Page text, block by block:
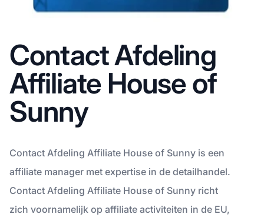
Contact Afdeling
Affiliate House of
Sunny
Contact Afdeling Affiliate House of Sunny is een
affiliate manager met expertise in de detailhandel.
Contact Afdeling Affiliate House of Sunny richt
zich voornamelijk op affiliate activiteiten in de EU,